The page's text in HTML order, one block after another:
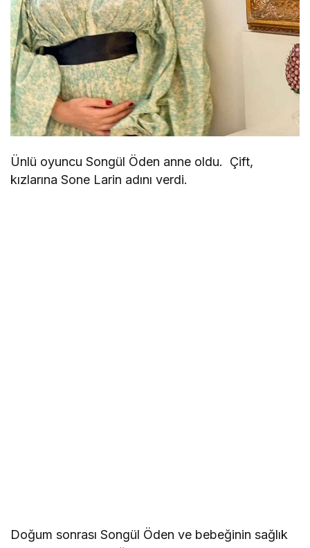
Ünlü oyuncu Songül Öden anne oldu. Çift,
kızlarına Sone Larin adını verdi.
Doğum sonrası Songül Öden ve bebeğinin sağlık